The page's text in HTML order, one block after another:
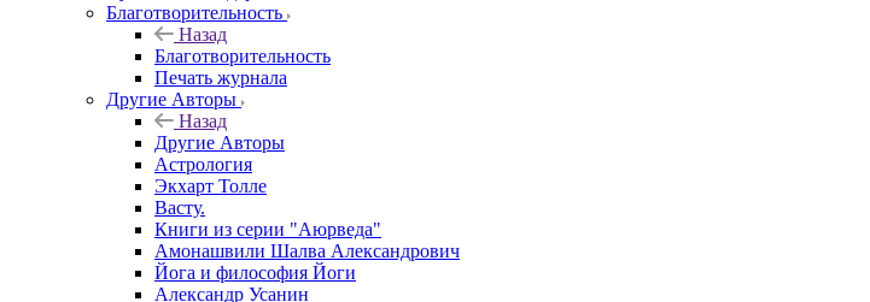
Благотворительность
Назад
Благотворительность
Печать журнала
Другие Aвторы
Назад
Другие Aвторы
Астрология
Экхарт Толле
Васту.
Книги из серии "Аюрведа"
Амонашвили Шалва Александрович
Йога и философия Йоги
Александр Усанин